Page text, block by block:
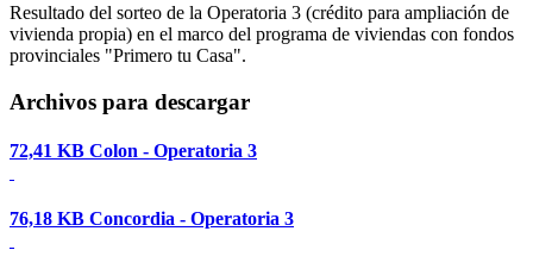
Resultado del sorteo de la Operatoria 3 (crédito para ampliación de
vivienda propia) en el marco del programa de viviendas con fondos
provinciales "Primero tu Casa".
Archivos para descargar
72,41 KB Colon - Operatoria 3
76,18 KB Concordia - Operatoria 3